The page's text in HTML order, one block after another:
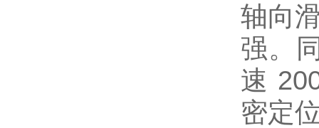
轴向
强。
速
密定